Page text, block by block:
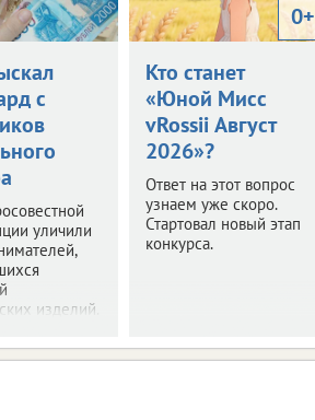
с
уличили
изделий.
0+
Кто станет
«Юной Мисс
vRossii Август
2026»?
Ответ на этот вопрос
узнаем уже скоро.
Стартовал новый этап
конкурса.